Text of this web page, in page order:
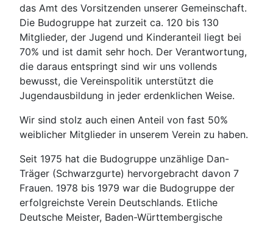
das Amt des Vorsitzenden unserer Gemeinschaft.
Die Budogruppe hat zurzeit ca. 120 bis 130
Mitglieder, der Jugend und Kinderanteil liegt bei
70% und ist damit sehr hoch. Der Verantwortung,
die daraus entspringt sind wir uns vollends
bewusst, die Vereinspolitik unterstützt die
Jugendausbildung in jeder erdenklichen Weise.
Wir sind stolz auch einen Anteil von fast 50%
weiblicher Mitglieder in unserem Verein zu haben.
Seit 1975 hat die Budogruppe unzählige Dan-
Träger (Schwarzgurte) hervorgebracht davon 7
Frauen. 1978 bis 1979 war die Budogruppe der
erfolgreichste Verein Deutschlands. Etliche
Deutsche Meister, Baden-Württembergische